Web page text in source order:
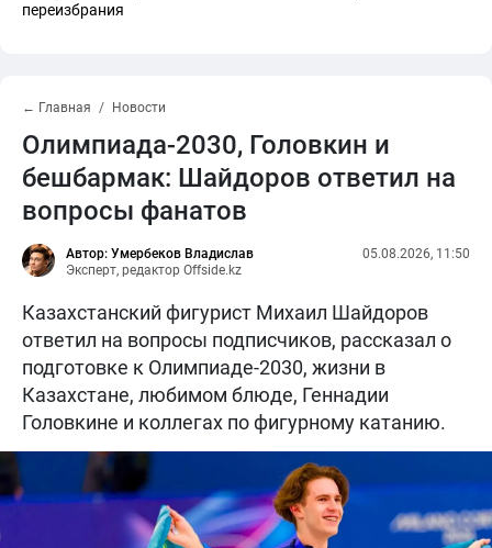
переизбрания
← Главная Новости
Олимпиада-2030, Головкин и
бешбармак: Шайдоров ответил на
вопросы фанатов
Автор: Умербеков Владислав
Эксперт, редактор Offside.kz
05.08.2026, 11:50
Казахстанский фигурист Михаил Шайдоров
ответил на вопросы подписчиков, рассказал о
подготовке к Олимпиаде-2030, жизни в
Казахстане, любимом блюде, Геннадии
Головкине и коллегах по фигурному катанию.